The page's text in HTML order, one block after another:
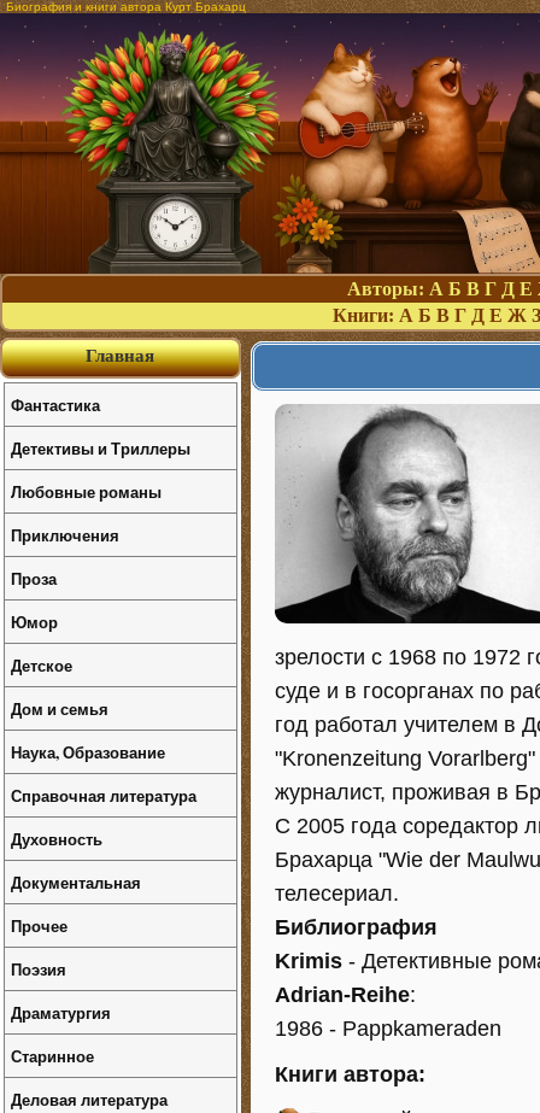
Биография и книги автора Курт Брахарц
Авторы: А Б В Г Д Е
Книги: А Б В Г Д Е Ж З
зрелости с 1968 по 1972
суде и в госорганах по
год работал учителем в
"Kronenzeitung
журналист, проживая в
С 2005 года соредактор
Брахарца "Wie der
телесериал.
Библиография
Krimis - Детективные
Adrian-Reihe:
1986 - Pappkameraden
Книги автора:
Главная
Фантастика
Детективы и Триллеры
Любовные романы
Приключения
Проза
Юмор
Детское
Дом и семья
Наука, Образование
Справочная литература
Духовность
Документальная
Прочее
Поэзия
Драматургия
Старинное
Деловая литература